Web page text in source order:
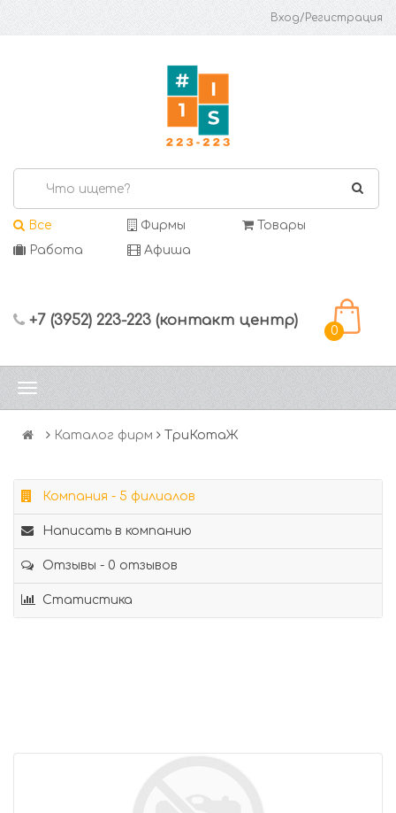
Вход/Регистрация
Все Фирмы
Товары
Работа
Афиша
+7 (3952) 223-223 (контакт центр)
0
Каталог фирм ТриКотаЖ
Компания - 5 филиалов
Написать в компанию
Отзывы - 0 отзывов
Статистика